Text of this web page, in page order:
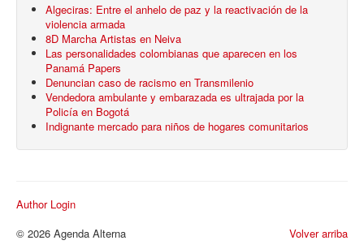
Algeciras: Entre el anhelo de paz y la reactivación de la
violencia armada
8D Marcha Artistas en Neiva
Las personalidades colombianas que aparecen en los
Panamá Papers
Denuncian caso de racismo en Transmilenio
Vendedora ambulante y embarazada es ultrajada por la
Policía en Bogotá
Indignante mercado para niños de hogares comunitarios
Author Login
Volver arriba
© 2026 Agenda Alterna